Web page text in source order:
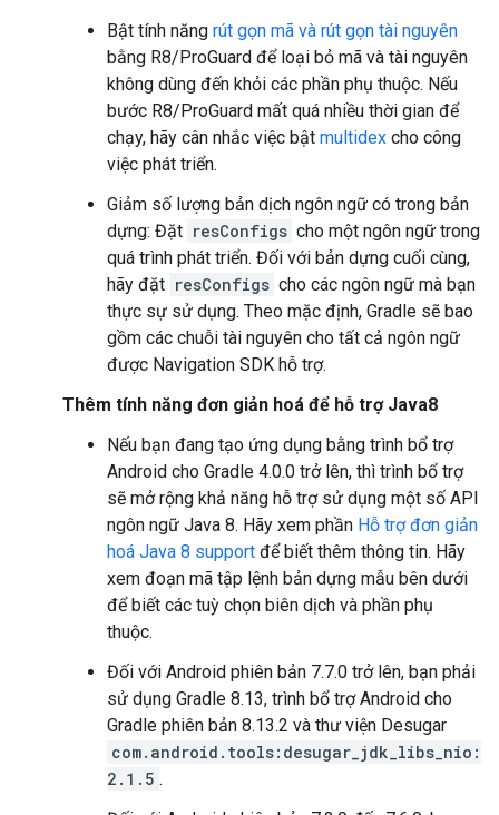
Bật tính năng rút gọn mã và rút gọn tài nguyên
bằng R8/ProGuard để loại bỏ mã và tài nguyên
không dùng đến khỏi các phần phụ thuộc. Nếu
bước R8/ProGuard mất quá nhiều thời gian để
chạy, hãy cân nhắc việc bật multidex cho công
việc phát triển.
Giảm số lượng bản dịch ngôn ngữ có trong bản
dựng: Đặt resConfigs cho một ngôn ngữ trong
quá trình phát triển. Đối với bản dựng cuối cùng,
hãy đặt resConfigs cho các ngôn ngữ mà bạn
thực sự sử dụng. Theo mặc định, Gradle sẽ bao
gồm các chuỗi tài nguyên cho tất cả ngôn ngữ
được Navigation SDK hỗ trợ.
Thêm tính năng đơn giản hoá để hỗ trợ Java8
Nếu bạn đang tạo ứng dụng bằng trình bổ trợ
Android cho Gradle 4.0.0 trở lên, thì trình bổ trợ
sẽ mở rộng khả năng hỗ trợ sử dụng một số API
ngôn ngữ Java 8. Hãy xem phần Hỗ trợ đơn giản
hoá Java 8 support để biết thêm thông tin. Hãy
xem đoạn mã tập lệnh bản dựng mẫu bên dưới
để biết các tuỳ chọn biên dịch và phần phụ
thuộc.
Đối với Android phiên bản 7.7.0 trở lên, bạn phải
sử dụng Gradle 8.13, trình bổ trợ Android cho
Gradle phiên bản 8.13.2 và thư viện Desugar
com.android.tools:desugar_jdk_libs_nio:
2.1.5 .